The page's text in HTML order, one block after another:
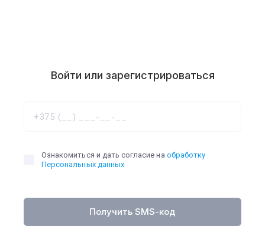
Войти или зарегистрироваться
Ознакомиться и дать согласие на обработку
Персональных данных
Получить SMS-код